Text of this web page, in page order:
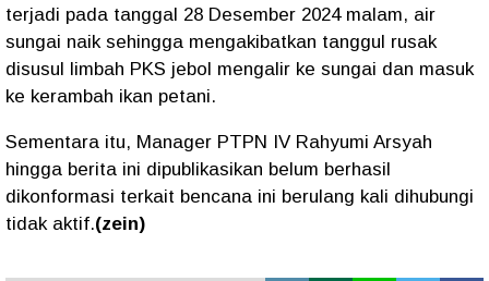
terjadi pada tanggal 28 Desember 2024 malam, air
sungai naik sehingga mengakibatkan tanggul rusak
disusul limbah PKS jebol mengalir ke sungai dan masuk
ke kerambah ikan petani.
Sementara itu, Manager PTPN IV Rahyumi Arsyah
hingga berita ini dipublikasikan belum berhasil
dikonformasi terkait bencana ini berulang kali dihubungi
tidak aktif.(zein)